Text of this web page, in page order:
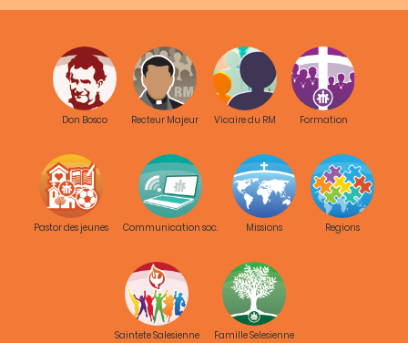
Don Bosco Recteur Majeur Vicaire du RM Formation
Pastor des jeunes Communication soc. Missions Regions
Saintete Salesienne Famille Selesienne